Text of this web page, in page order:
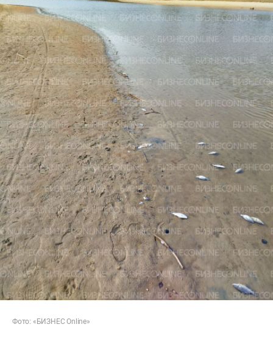
Фото: «БИЗНЕСOnline»